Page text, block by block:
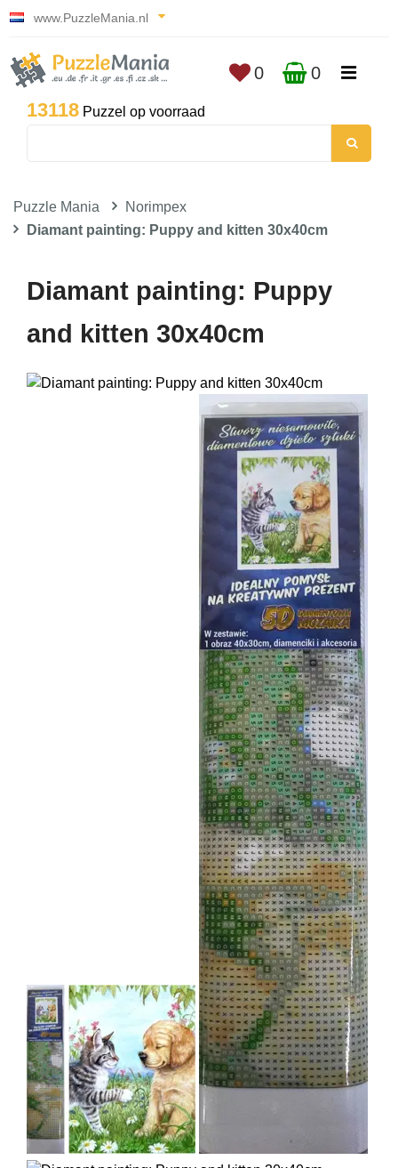
www.PuzzleMania.nl
13118 Puzzel op voorraad
0 0
Puzzle Mania
Norimpex
Diamant painting: Puppy and kitten 30x40cm
Diamant painting: Puppy
and kitten 30x40cm